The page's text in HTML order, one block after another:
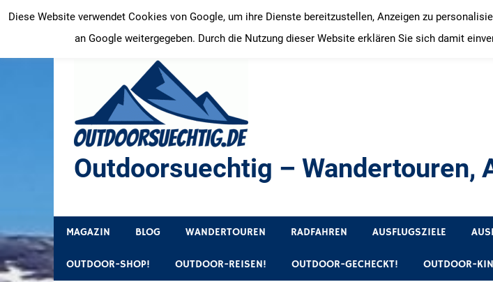
Inhalt
springen
Outdoorsuechtig – Wandertouren,
MAGAZIN BLOG WANDERTOUREN RADFAHREN AUSFLUGSZIELE
OUTDOOR-SHOP! OUTDOOR-REISEN! OUTDOOR-GECHECKT! OUTDOOR-
Diese Website verwendet Cookies von Google, um ihre Dienste bereitzustellen, Anzeigen zu
an Google weitergegeben. Durch die Nutzung dieser Website erklären Sie sich damit